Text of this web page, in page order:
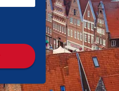
Recogida